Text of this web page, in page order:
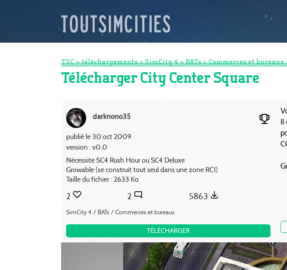
TSC>téléchargements>SimCity 4>BATs>Commerces et bureaux
Télécharger City Center Square
darknono35
publié le 30 oct 2009
version : v0.0
Nécessite SC4 Rush Hour ou SC4 Deluxe
Growable (se construit tout seul dans une zone RCI)
Taille du fichier : 2633 Ko
2 2 5863
SimCity 4 / BATs / Commerces et bureaux
TÉLÉCHARGER
Il